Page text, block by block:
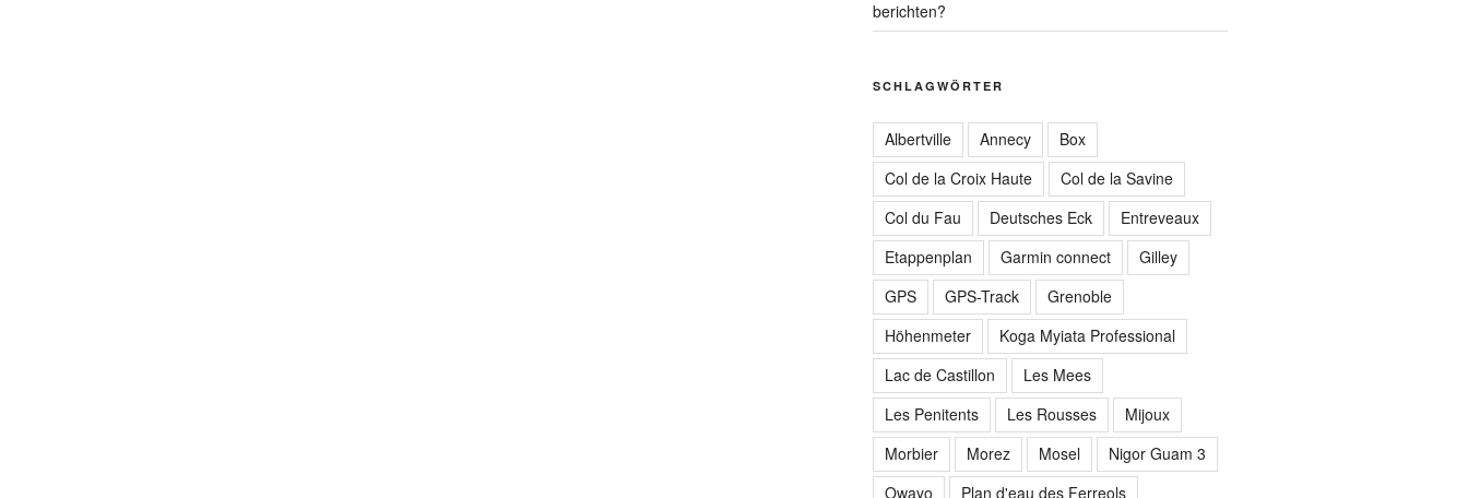
berichten?
SCHLAGWÖRTER
Albertville Annecy
Box
Col de la Croix Haute
Col de la Savine
Col du Fau
Deutsches Eck
Entreveaux
Etappenplan
Garmin connect
Gilley
GPS
GPS-Track
Grenoble
Höhenmeter
Koga Myiata Professional
Lac de Castillon
Les Mees
Les Penitents
Les Rousses
Mijoux
Morbier
Morez Mosel
Nigor Guam 3
Owayo
Plan d'eau des Ferreols